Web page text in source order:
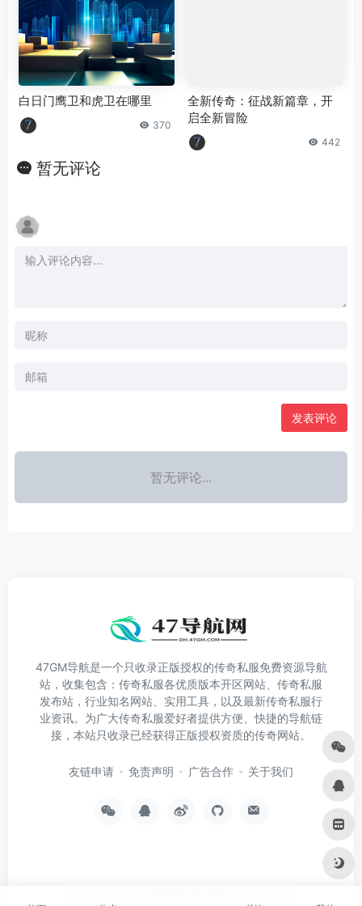
白日门鹰卫和虎卫在哪里
370
全新传奇：征战新篇章，开
启全新冒险
442
暂无评论
发表评论
暂无评论...
47GM导航是一个只收录正版授权的传奇私服免费资源导航
站，收集包含：传奇私服各优质版本开区网站、传奇私服
发布站，行业知名网站、实用工具，以及最新传奇私服行
业资讯。为广大传奇私服爱好者提供方便、快捷的导航链
接，本站只收录已经获得正版授权资质的传奇网站。
友链申请 免责声明 广告合作 关于我们